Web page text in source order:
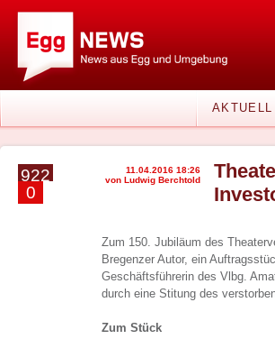
AKTUELL
922
0
11.04.2016 18:26
von Ludwig Berchtold
Zum 150. Jubiläum des
Bregenzer Autor, ein
Geschäftsführerin des Vlbg.
durch eine Stitung des
Zum Stück